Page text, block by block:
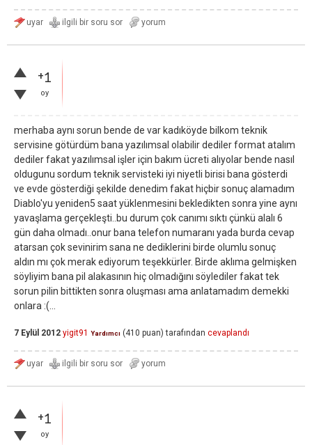
+1
oy
merhaba aynı sorun bende de var kadıköyde bilkom teknik
servisine götürdüm bana yazılımsal olabilir dediler format atalım
dediler fakat yazılımsal işler için bakım ücreti alıyolar bende nasıl
oldugunu sordum teknik servisteki iyi niyetli birisi bana gösterdi
ve evde gösterdiği şekilde denedim fakat hiçbir sonuç alamadım
Diablo'yu yeniden5 saat yüklenmesini bekledikten sonra yine aynı
yavaşlama gerçekleşti..bu durum çok canımı sıktı çünkü alalı 6
gün daha olmadı..onur bana telefon numaranı yada burda cevap
atarsan çok sevinirim sana ne dediklerini birde olumlu sonuç
aldın mı çok merak ediyorum teşekkürler. Birde aklıma gelmişken
söyliyim bana pil alakasının hiç olmadığını söylediler fakat tek
sorun pilin bittikten sonra oluşması ama anlatamadım demekki
onlara :(...
7 Eylül 2012 yigit91 Yardımcı (410 puan) tarafından cevaplandı
+1
oy